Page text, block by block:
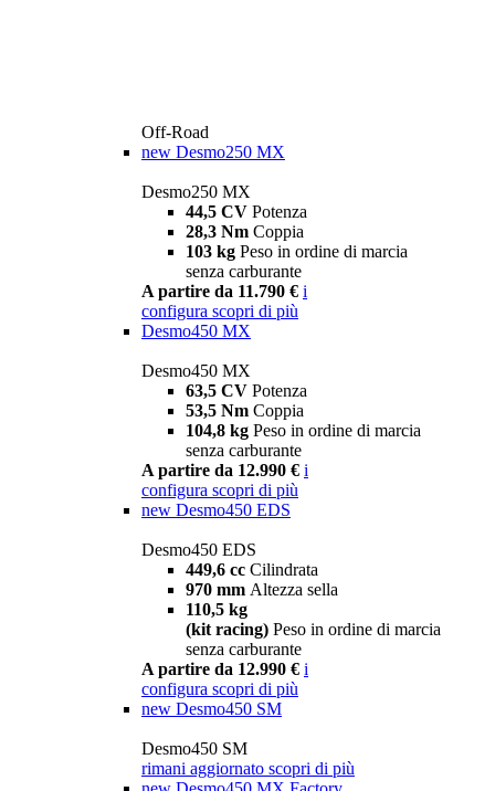
Off-Road
new Desmo250 MX
Desmo250 MX
44,5 CV Potenza
28,3 Nm Coppia
103 kg Peso in ordine di marcia
senza carburante
A partire da 11.790 € i
configura scopri di più
Desmo450 MX
Desmo450 MX
63,5 CV Potenza
53,5 Nm Coppia
104,8 kg Peso in ordine di marcia
senza carburante
A partire da 12.990 € i
configura scopri di più
new Desmo450 EDS
Desmo450 EDS
449,6 cc Cilindrata
970 mm Altezza sella
110,5 kg
(kit racing) Peso in ordine di marcia
senza carburante
A partire da 12.990 € i
configura scopri di più
new Desmo450 SM
Desmo450 SM
rimani aggiornato scopri di più